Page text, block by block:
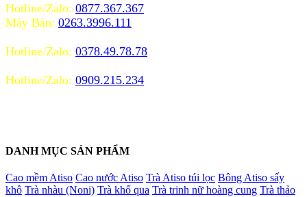
Hotline/Zalo: 0877.367.367
Máy Bàn: 0263.3996.111
Hotline/Zalo: 0378.49.78.78
Hotline/Zalo: 0909.215.234
DANH MỤC SẢN PHẨM
Cao mềm Atiso Cao nước Atiso Trà Atiso túi lọc Bông Atiso sấy
khô Trà nhàu (Noni) Trà khổ qua Trà trinh nữ hoàng cung Trà thảo